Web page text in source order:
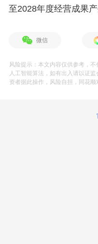
至2028年度经营成果产
微信
风险提示：本文内容仅供参考，
人工智能算法，如有出入请以证
资者据此操作，风险自担，同花